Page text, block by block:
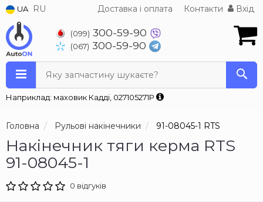
UA RU Доставка і оплата Контакти Вхід
(099) 300-59-90
(067) 300-59-90
Яку запчастину шукаєте?
Наприклад: маховик Кадді, 027105271P
Головна Рульові накінечники 91-08045-1 RTS
Накінечник тяги керма RTS
91-08045-1
0 відгуків